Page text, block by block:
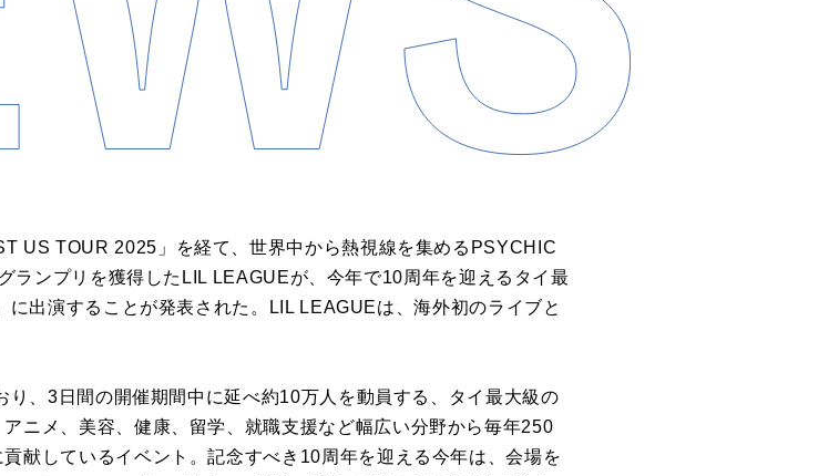
US TOUR 2025」を経て、世界中から熱視線を集めるPSYCHIC
ランプリを獲得したLIL LEAGUEが、今年で10周年を迎えるタイ最
出演することが発表された。LIL LEAGUEは、海外初のライブと
り、3日間の開催期間中に延べ約10万人を動員する、タイ最大級の
ニメ、美容、健康、留学、就職支援など幅広い分野から毎年250
献しているイベント。記念すべき10周年を迎える今年は、会場を